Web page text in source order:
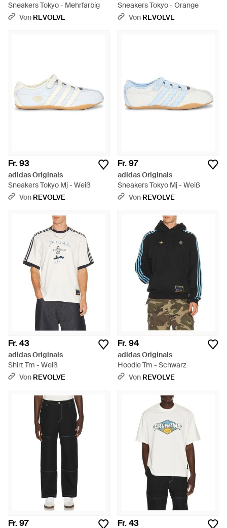
Sneakers Tokyo - Mehrfarbig
Von REVOLVE
Sneakers Tokyo - Orange
Von REVOLVE
Fr. 93
adidas Originals
Sneakers Tokyo Mj - Weiß
Von REVOLVE
Fr. 97
adidas Originals
Sneakers Tokyo Mj - Weiß
Von REVOLVE
Fr. 43
adidas Originals
Shirt Tm - Weiß
Von REVOLVE
Fr. 94
adidas Originals
Hoodie Tm - Schwarz
Von REVOLVE
Fr. 97 Fr. 43